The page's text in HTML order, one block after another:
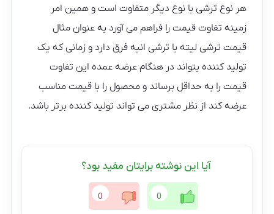
هر نوع ترشی با نوع دیگر متفاوت است و همین امر
زمینه تفاوت قیمت را فراهم می آورد به عنوان مثال
قیمت ترشی لیته با ترشی انبه فرق دارد و زمانی که یک
تولید کننده بتواند در هنگام عرضه عمده این تفاوت
قیمت را به حداقل برساند و محصول را با قیمت مناسب
عرضه کند از نظر مشتری می تواند تولید کننده برتر باشد.
آیا این نوشته برایتان مفید بود؟
0
0